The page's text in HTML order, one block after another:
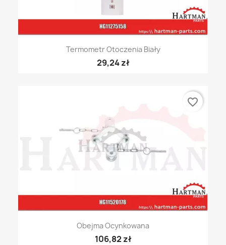
Termometr Otoczenia Biały
29,24 zł
Obejma Ocynkowana
106,82 zł
favorite_border